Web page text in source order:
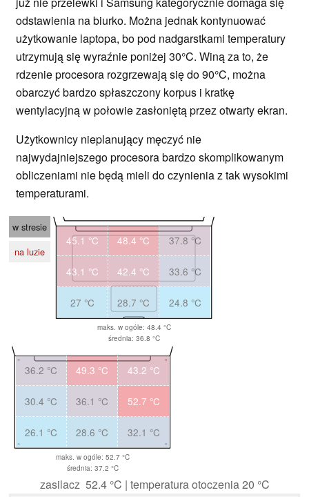
odstawienia na biurko. Można jednak kontynuować
użytkowanie laptopa, bo pod nadgarstkami temperatury
utrzymują się wyraźnie poniżej 30°C. Winą za to, że
rdzenie procesora rozgrzewają się do 90°C, można
obarczyć bardzo spłaszczony korpus i kratkę
wentylacyjną w połowie zasłoniętą przez otwarty ekran.
Użytkownicy nieplanujący męczyć nie
najwydajniejszego procesora bardzo skomplikowanym
obliczeniami nie będą mieli do czynienia z tak wysokimi
temperaturami.
w stresie
na luzie
45.1 °C 48.4 °C 37.8 °C
43.1 °C 42.4 °C 33.6 °C
27 °C 28.7 °C 24.8 °C
maks. w ogóle: 48.4 °C
średnia: 36.8 °C
36.2 °C 49.3 °C 43.2 °C
30.4 °C 36.1 °C 52.7 °C
26.1 °C 28.6 °C 32.1 °C
maks. w ogóle: 52.7 °C
średnia: 37.2 °C
zasilacz 52.4 °C | temperatura otoczenia 20 °C